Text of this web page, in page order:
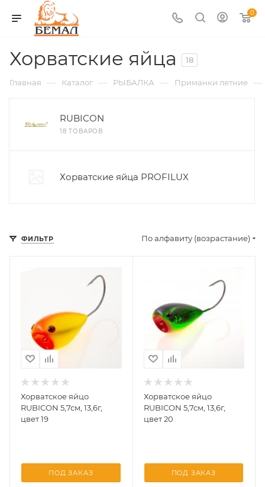
0
Хорватские яйца 18
Главная — Каталог — РЫБАЛКА — Приманки летние —
RUBICON
18 ТОВАРОВ
Хорватские яйца PROFILUX
ФИЛЬТР По алфавиту (возрастание)
Хорватское яйцо
RUBICON 5,7см, 13,6г,
цвет 19
ПОД ЗАКАЗ
Хорватское яйцо
RUBICON 5,7см, 13,6г,
цвет 20
ПОД ЗАКАЗ